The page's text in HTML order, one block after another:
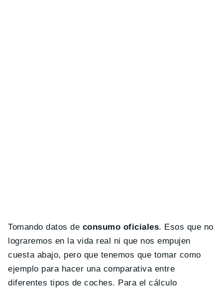
Tomando datos de consumo oficiales. Esos que no
lograremos en la vida real ni que nos empujen
cuesta abajo, pero que tenemos que tomar como
ejemplo para hacer una comparativa entre
diferentes tipos de coches. Para el cálculo